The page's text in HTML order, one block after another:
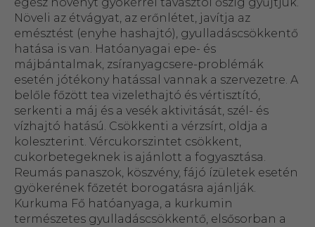
Növeli az étvágyat, az erőnlétet, javítja az
emésztést (enyhe hashajtó), gyulladáscsökkentő
hatása is van. Hatóanyagai epe- és
májbántalmak, zsíranyagcsere-problémák
esetén jótékony hatással vannak a szervezetre. A
belőle főzött tea vizelethajtó és vértisztító,
serkenti a máj és a vesék aktivitását, szél- és
vízhajtó hatású. Csökkenti a vérzsírt, oldja a
koleszterint. Vércukorszintet csökkent,
cukorbetegeknek is ajánlott a fogyasztása.
Reumás panaszok, köszvény, fájó ízületek esetén
gyökerének főzetét borogatásra ajánlják.
Kurkuma Fő hatóanyaga, a kurkumin
természetes gyulladáscsökkentő, elsősorban a